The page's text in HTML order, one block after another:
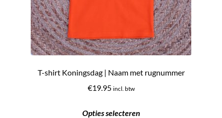
T-shirt Koningsdag | Naam met rugnummer
€19.95 incl. btw
Opties selecteren